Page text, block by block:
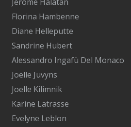
Florina Hambenne
Diane Helleputte
Sandrine Hubert
Alessandro Ingafù Del Monaco
Joëlle Juvyns
Joelle Kilimnik
Karine Latrasse
Evelyne Leblon